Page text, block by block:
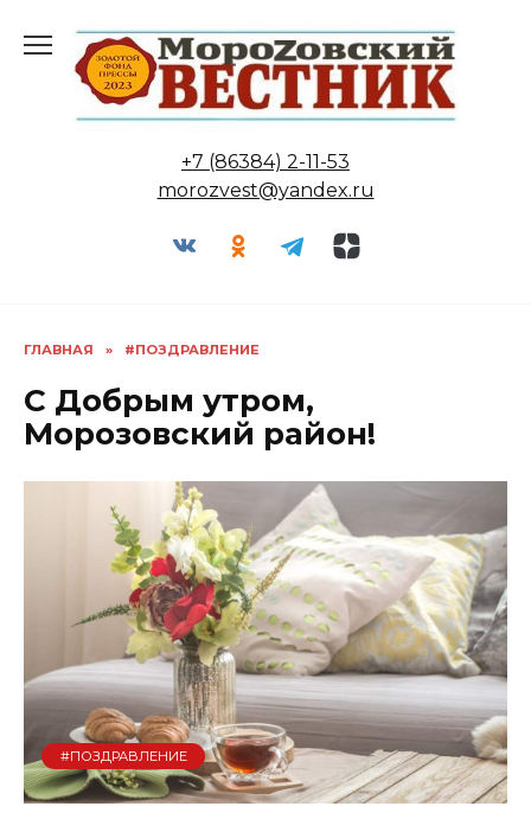
содержанию
+7 (86384) 2-11-53
morozvest@yandex.ru
ГЛАВНАЯ » #ПОЗДРАВЛЕНИЕ
С Добрым утром,
Морозовский район!
#ПОЗДРАВЛЕНИЕ